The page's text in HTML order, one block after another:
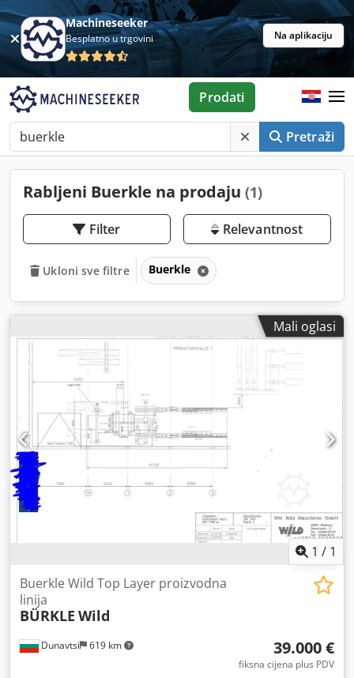
Machineseeker
Besplatno u trgovini Na aplikaciju
Pretraži
Prodati
Rabljeni Buerkle na prodaju (1)
Filter Relevantnost
Ukloni sve filtre Buerkle
Mali oglasi
1 / 1
Dunavtsi 619 km
Buerkle Wild Top Layer proizvodna
linija
BÜRKLE Wild
39.000 €
fiksna cijena plus PDV